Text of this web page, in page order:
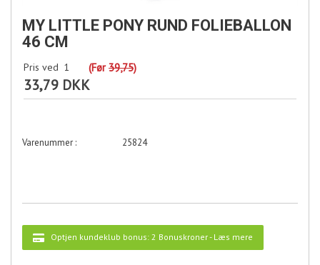
MY LITTLE PONY RUND FOLIEBALLON
46 CM
Pris ved 1 (Før39,75)
33,79 DKK
25824
Optjen kundeklub bonus: 2 Bonuskroner- Læs mere